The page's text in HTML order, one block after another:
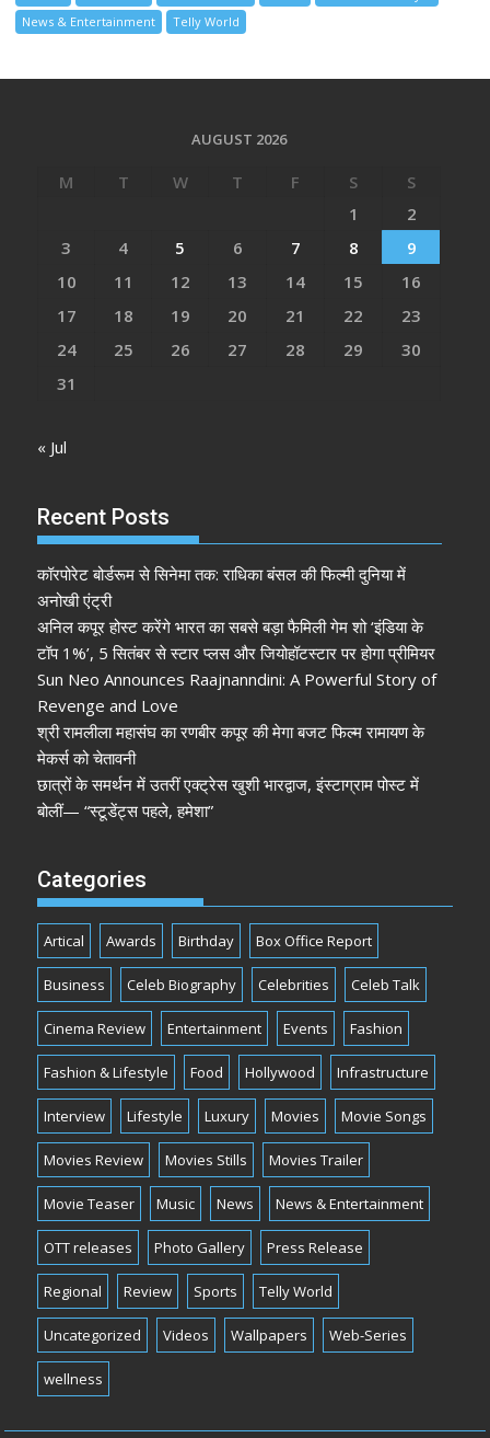
News & Entertainment
Telly World
AUGUST 2026
M T W T F S
S
1
2
3
4 5 6 7 8
9
10
11 12 13 14 15
16
17
18 19 20 21 22
23
24
25 26 27 28 29
30
31
« Jul
Recent Posts
कॉरपोरेट बोर्डरूम से सिनेमा तक: राधिका बंसल की फिल्मी दुनिया में
अनोखी एंट्री
अनिल कपूर होस्ट करेंगे भारत का सबसे बड़ा फैमिली गेम शो ‘इंडिया के
टॉप 1%’, 5 सितंबर से स्टार प्लस और जियोहॉटस्टार पर होगा प्रीमियर
Sun Neo Announces Raajnanndini: A Powerful Story of
Revenge and Love
श्री रामलीला महासंघ का रणबीर कपूर की मेगा बजट फिल्म रामायण के
मेकर्स को चेतावनी
छात्रों के समर्थन में उतरीं एक्ट्रेस खुशी भारद्वाज, इंस्टाग्राम पोस्ट में
बोलीं— “स्टूडेंट्स पहले, हमेशा”
Categories
Artical Awards Birthday Box Office Report
Business Celeb Biography Celebrities Celeb Talk
Cinema Review Entertainment Events Fashion
Fashion & Lifestyle Food Hollywood Infrastructure
Interview Lifestyle Luxury Movies Movie Songs
Movies Review Movies Stills Movies Trailer
Movie Teaser Music News News & Entertainment
OTT releases Photo Gallery Press Release
Regional Review Sports Telly World
Uncategorized Videos Wallpapers Web-Series
wellness